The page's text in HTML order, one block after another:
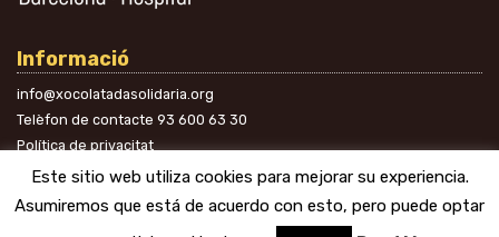
Informació
info@xocolatadasolidaria.org
Telèfon de contacte 93 600 63 30
Política de privacitat
A les xarxes
Este sitio web utiliza cookies para mejorar su experiencia.
Asumiremos que está de acuerdo con esto, pero puede optar